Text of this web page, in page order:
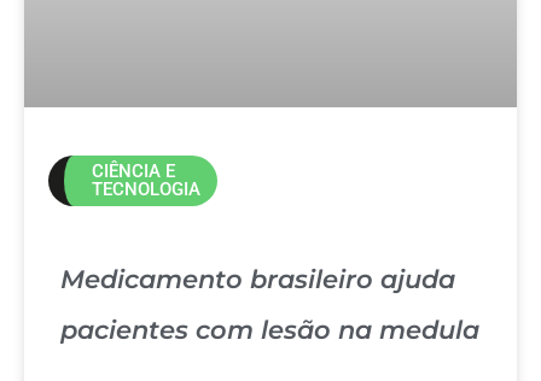
CIÊNCIA E
TECNOLOGIA
Medicamento brasileiro ajuda
pacientes com lesão na medula